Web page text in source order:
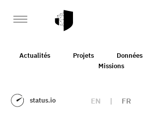
Actualités Projets Données
Missions
status.io EN | FR